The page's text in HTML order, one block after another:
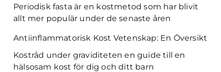
Periodisk fasta är en kostmetod som har blivit
allt mer populär under de senaste åren
Antiinflammatorisk Kost Vetenskap: En Översikt
Kostråd under graviditeten en guide till en
hälsosam kost för dig och ditt barn